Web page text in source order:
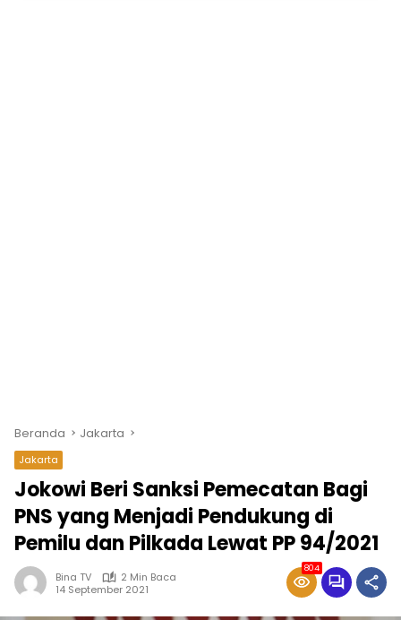
Beranda Jakarta
Jakarta
Jokowi Beri Sanksi Pemecatan Bagi
PNS yang Menjadi Pendukung di
Pemilu dan Pilkada Lewat PP 94/2021
Bina TV
2 Min Baca
14 September 2021
804